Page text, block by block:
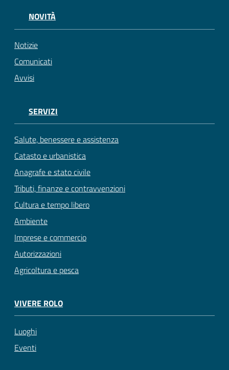
NOVITÀ
Notizie
Comunicati
Avvisi
SERVIZI
Salute, benessere e assistenza
Catasto e urbanistica
Anagrafe e stato civile
Tributi, finanze e contravvenzioni
Cultura e tempo libero
Ambiente
Imprese e commercio
Autorizzazioni
Agricoltura e pesca
VIVERE ROLO
Luoghi
Eventi